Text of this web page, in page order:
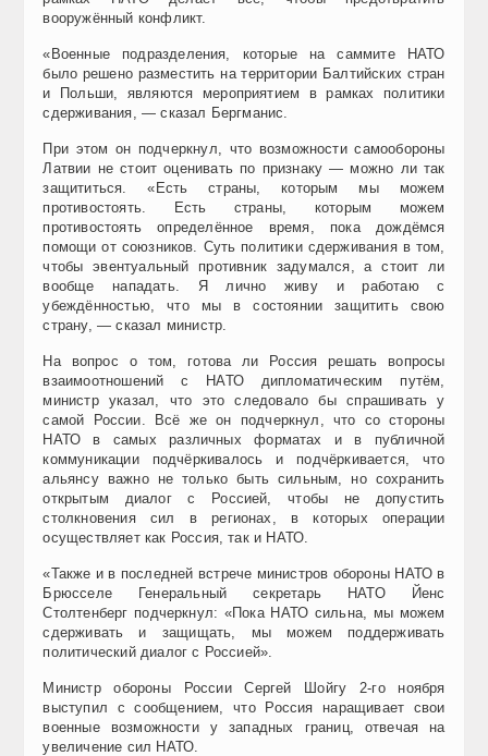
вооружённый конфликт.
«Военные подразделения, которые на саммите НАТО
было решено разместить на территории Балтийских стран
и Польши, являются мероприятием в рамках политики
сдерживания, — сказал Бергманис.
При этом он подчеркнул, что возможности самообороны
Латвии не стоит оценивать по признаку — можно ли так
защититься. «Есть страны, которым мы можем
противостоять. Есть страны, которым можем
противостоять определённое время, пока дождёмся
помощи от союзников. Суть политики сдерживания в том,
чтобы эвентуальный противник задумался, а стоит ли
вообще нападать. Я лично живу и работаю с
убеждённостью, что мы в состоянии защитить свою
страну, — сказал министр.
На вопрос о том, готова ли Россия решать вопросы
взаимоотношений с НАТО дипломатическим путём,
министр указал, что это следовало бы спрашивать у
самой России. Всё же он подчеркнул, что со стороны
НАТО в самых различных форматах и в публичной
коммуникации подчёркивалось и подчёркивается, что
альянсу важно не только быть сильным, но сохранить
открытым диалог с Россией, чтобы не допустить
столкновения сил в регионах, в которых операции
осуществляет как Россия, так и НАТО.
«Также и в последней встрече министров обороны НАТО в
Брюсселе Генеральный секретарь НАТО Йенс
Столтенберг подчеркнул: «Пока НАТО сильна, мы можем
сдерживать и защищать, мы можем поддерживать
политический диалог с Россией».
Министр обороны России Сергей Шойгу 2-го ноября
выступил с сообщением, что Россия наращивает свои
военные возможности у западных границ, отвечая на
увеличение сил НАТО.